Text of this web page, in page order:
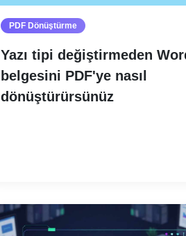
PDF Dönüştürme
Yazı tipi değiştirmeden
belgesini PDF'ye nasıl
dönüştürürsünüz